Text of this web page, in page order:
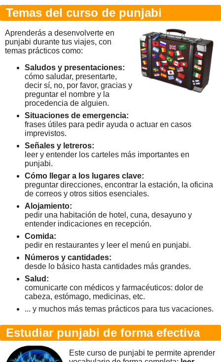
Temas del curso de punjabi
Aprenderás a desenvolverte en
punjabi durante tus viajes, con
temas prácticos como:
Saludos y presentaciones:
cómo saludar, presentarte,
decir sí, no, por favor, gracias y
preguntar el nombre y la
procedencia de alguien.
Situaciones de emergencia:
frases útiles para pedir ayuda o actuar en casos
imprevistos.
Señales y letreros:
leer y entender los carteles más importantes en
punjabi.
Cómo llegar a los lugares clave:
preguntar direcciones, encontrar la estación, la oficina
de correos y otros sitios esenciales.
Alojamiento:
pedir una habitación de hotel, cuna, desayuno y
entender indicaciones en recepción.
Comida:
pedir en restaurantes y leer el menú en punjabi.
Números y cantidades:
desde lo básico hasta cantidades más grandes.
Salud:
comunicarte con médicos y farmacéuticos: dolor de
cabeza, estómago, medicinas, etc.
... y muchos más temas prácticos para tus vacaciones.
Estudiar punjabi de forma efectiva
Este curso de punjabi te permite aprender